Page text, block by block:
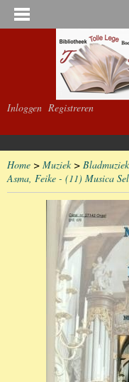
Inloggen Registreren
Home > Muziek> Bladmuziek
Asma, Feike - (11) Musica